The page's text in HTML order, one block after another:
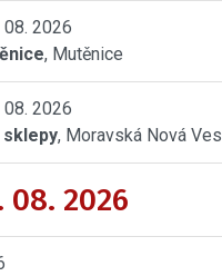
08. 2026
, Mutěnice
08. 2026
sklepy, Moravská Nová Ves
08. 2026